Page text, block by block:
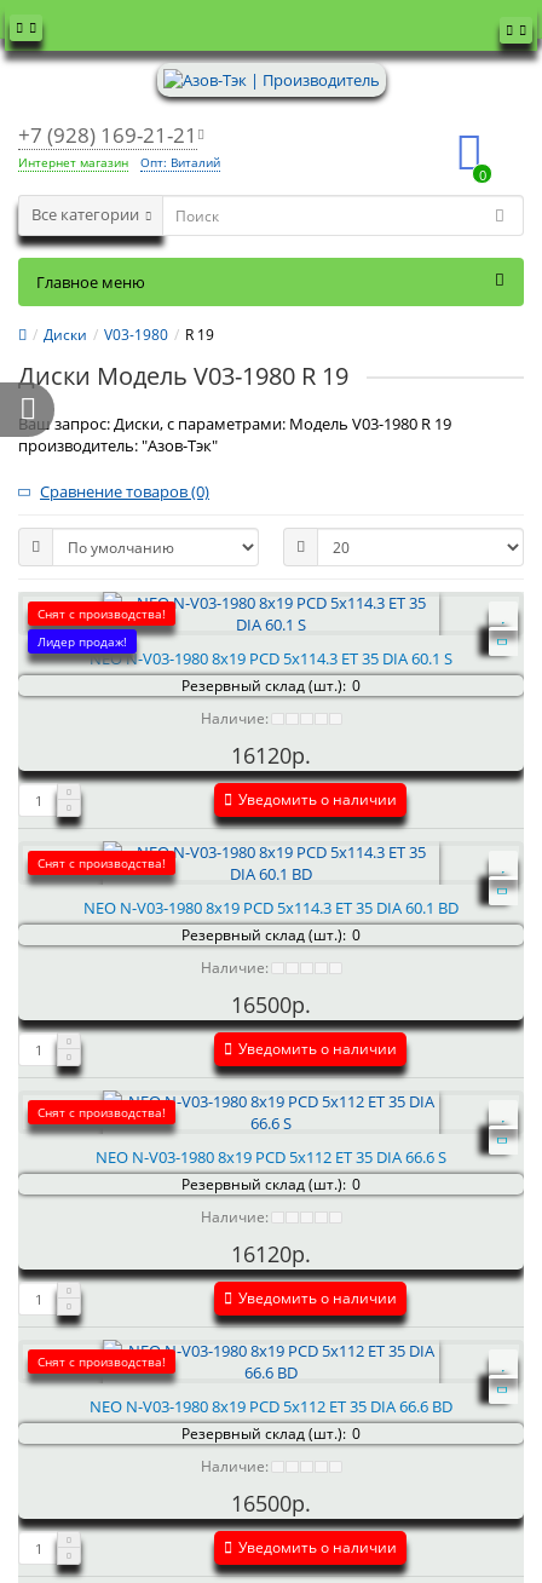
+7 (928) 169-21-21
Интернет магазин Опт: Виталий
0
Все категории
Главное меню
Диски V03-1980 R 19
Диски Модель V03-1980 R 19
Ваш запрос: Диски, с параметрами: Модель V03-1980 R 19
производитель: "Азов-Тэк"
Сравнение товаров (0)
Снят с производства!
Лидер продаж!
NEO N-V03-1980 8x19 PCD 5x114.3 ET 35 DIA 60.1 S
Резервный склад (шт.): 0
Наличие:
16120р.
Уведомить о наличии
Снят с производства!
NEO N-V03-1980 8x19 PCD 5x114.3 ET 35 DIA 60.1 BD
Резервный склад (шт.): 0
Наличие:
16500р.
Уведомить о наличии
Снят с производства!
NEO N-V03-1980 8x19 PCD 5x112 ET 35 DIA 66.6 S
Резервный склад (шт.): 0
Наличие:
16120р.
Уведомить о наличии
Снят с производства!
NEO N-V03-1980 8x19 PCD 5x112 ET 35 DIA 66.6 BD
Резервный склад (шт.): 0
Наличие:
16500р.
Уведомить о наличии